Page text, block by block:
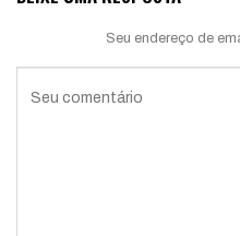
Seu endereço de